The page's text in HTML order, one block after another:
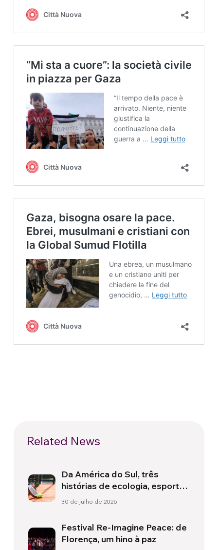
Related News
Da América do Sul, três
histórias de ecologia, esporte
e saúde
30 de julho de 2026
Festival Re-Imagine Peace: de
Florença, um hino à paz